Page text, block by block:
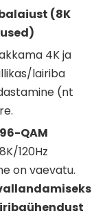
(8K
4K ja
lairiba
(nt
QAM
120Hz
on vaevatu.